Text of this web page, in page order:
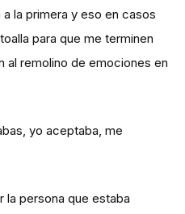
la primera y eso en casos
para que me terminen
al remolino de emociones en
yo aceptaba, me
la persona que estaba